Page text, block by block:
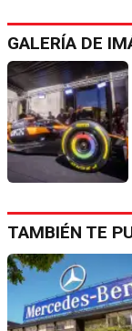
GALERÍA DE
TAMBIÉN TE